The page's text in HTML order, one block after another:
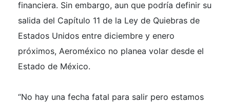
financiera. Sin embargo, aun que podría definir su
salida del Capítulo 11 de la Ley de Quiebras de
Estados Unidos entre diciembre y enero
próximos, Aeroméxico no planea volar desde el
Estado de México.
“No hay una fecha fatal para salir pero estamos